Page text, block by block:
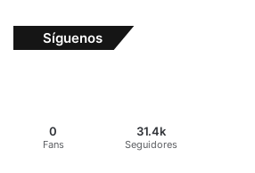
Síguenos
0
Fans
31.4k
Seguidores